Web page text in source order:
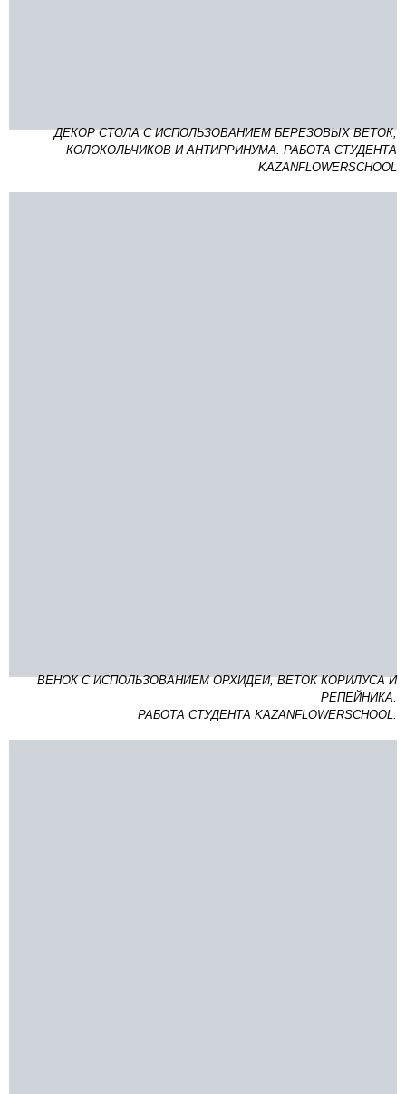
ДЕКОР СТОЛА С ИСПОЛЬЗОВАНИЕМ БЕРЕЗОВЫХ ВЕТОК,
КОЛОКОЛЬЧИКОВ И АНТИРРИНУМА. РАБОТА СТУДЕНТА
KAZANFLOWERSCHOOL
ВЕНОК С ИСПОЛЬЗОВАНИЕМ ОРХИДЕИ, ВЕТОК КОРИЛУСА И
РЕПЕЙНИКА.
РАБОТА СТУДЕНТА KAZANFLOWERSCHOOL.